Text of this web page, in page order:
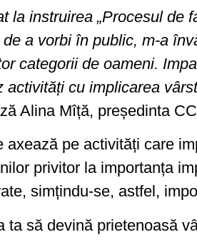
la instruirea „Procesul
a vorbi în public, m-a
categorii de oameni.
activități cu implicarea
Alina Mîță, președinta
axează pe activități care
privitor la importanța
simțindu-se, astfel,
ta să devină prietenoasă